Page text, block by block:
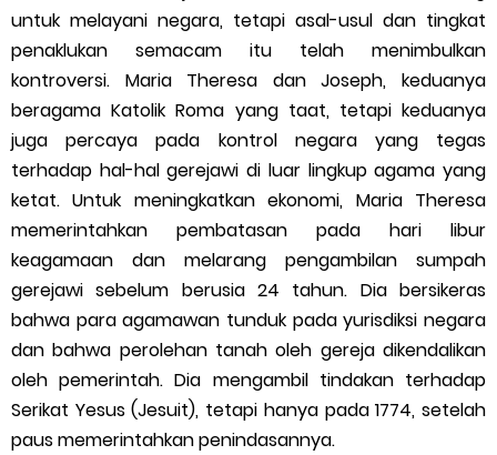
untuk melayani negara, tetapi asal-usul dan tingkat
penaklukan semacam itu telah menimbulkan
kontroversi. Maria Theresa dan Joseph, keduanya
beragama Katolik Roma yang taat, tetapi keduanya
juga percaya pada kontrol negara yang tegas
terhadap hal-hal gerejawi di luar lingkup agama yang
ketat. Untuk meningkatkan ekonomi, Maria Theresa
memerintahkan pembatasan pada hari libur
keagamaan dan melarang pengambilan sumpah
gerejawi sebelum berusia 24 tahun. Dia bersikeras
bahwa para agamawan tunduk pada yurisdiksi negara
dan bahwa perolehan tanah oleh gereja dikendalikan
oleh pemerintah. Dia mengambil tindakan terhadap
Serikat Yesus (Jesuit), tetapi hanya pada 1774, setelah
paus memerintahkan penindasannya.